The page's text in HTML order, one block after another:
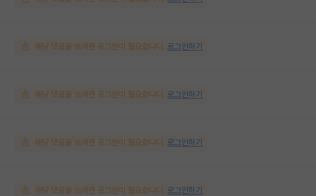
해당 댓글을 보려면 로그인이 필요합니다. 로그인하기
해당 댓글을 보려면 로그인이 필요합니다. 로그인하기
해당 댓글을 보려면 로그인이 필요합니다. 로그인하기
해당 댓글을 보려면 로그인이 필요합니다. 로그인하기